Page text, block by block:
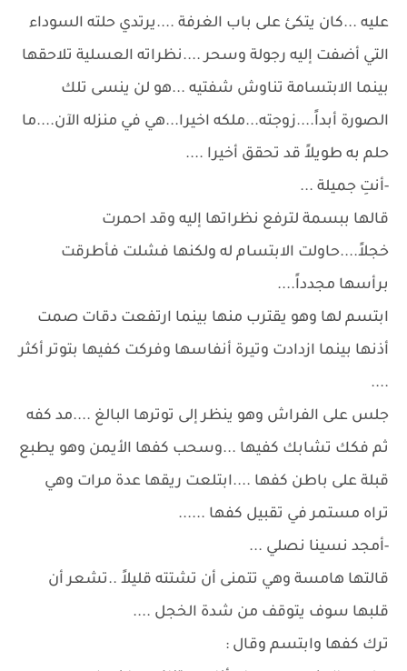
عليه ...كان يتكئ على باب الغرفة ....يرتدي حلته السوداء
التي أضفت إليه رجولة وسحر ....نظراته العسلية تلاحقها
بينما الابتسامة تناوش شفتيه ...هو لن ينسى تلك
الصورة أبداً....زوجته...ملكه اخيرا...هي في منزله الآن....ما
حلم به طويلاً قد تحقق أخيرا ....
-أنتِ جميلة ...
قالها ببسمة لترفع نظراتها إليه وقد احمرت
خجلاً....حاولت الابتسام له ولكنها فشلت فأطرقت
برأسها مجدداً....
ابتسم لها وهو يقترب منها بينما ارتفعت دقات صمت
أذنها بينما ازدادت وتيرة أنفاسها وفركت كفيها بتوتر أكثر
....
جلس على الفراش وهو ينظر إلى توترها البالغ ....مد كفه
ثم فكك تشابك كفيها ...وسحب كفها الأيمن وهو يطبع
قبلة على باطن كفها ....ابتلعت ريقها عدة مرات وهي
تراه مستمر في تقبيل كفها ......
-أمجد نسينا نصلي ...
قالتها هامسة وهي تتمنى أن تشتته قليلاً ..تشعر أن
قلبها سوف يتوقف من شدة الخجل ....
ترك كفها وابتسم وقال :